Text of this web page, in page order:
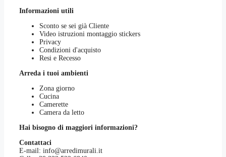
Informazioni utili
Sconto se sei già Cliente
Video istruzioni montaggio stickers
Privacy
Condizioni d'acquisto
Resi e Recesso
Arreda i tuoi ambienti
Zona giorno
Cucina
Camerette
Camera da letto
Hai bisogno di maggiori informazioni?
Contattaci
E-mail: info@arredimurali.it